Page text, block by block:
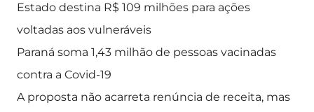
Estado destina R$ 109 milhões para ações
voltadas aos vulneráveis
Paraná soma 1,43 milhão de pessoas vacinadas
contra a Covid-19
A proposta não acarreta renúncia de receita, mas